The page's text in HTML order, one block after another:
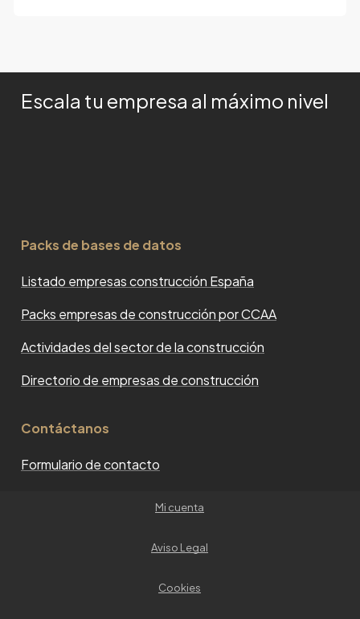
Escala tu empresa al máximo nivel
Packs de bases de datos
Listado empresas construcción España
Packs empresas de construcción por CCAA
Actividades del sector de la construcción
Directorio de empresas de construcción
Contáctanos
Formulario de contacto
Mi cuenta
Aviso Legal
Cookies